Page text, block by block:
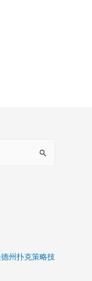
州扑克策略技